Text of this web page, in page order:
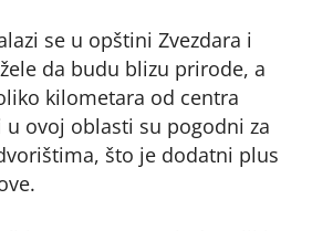
se u opštini Zvezdara i
da budu blizu prirode, a
kilometara od centra
u ovoj oblasti su pogodni za
što je dodatni plus